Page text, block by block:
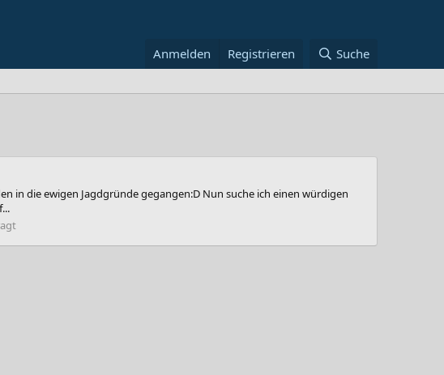
Anmelden Registrieren Suche
in die ewigen Jagdgründe gegangen:D Nun suche ich einen würdigen